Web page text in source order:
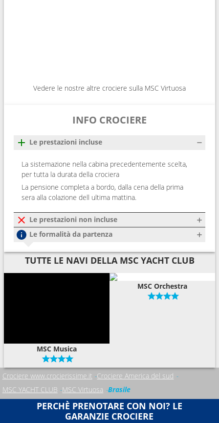
Vedere le nostre altre crociere sulla MSC Virtuosa
INFO CROCIERE
Le prestazioni incluse
La sistemazione nella cabina precedentemente scelta,
per tutta la durata della crociera
La pensione completa a bordo, dalla cena della prima
sera alla colazione dell ultima mattina.
Le prestazioni non incluse
Le formalità da partenza
TUTTE LE NAVI DELLA MSC YACHT CLUB
MSC Musica
MSC Orchestra
Crociere www.crocierissime.it Crociere America del sud
MSC YACHT CLUB MSC Virtuosa Brasile
PERCHÈ PRENOTARE CON NOI? LE
GARANZIE CROCIERE